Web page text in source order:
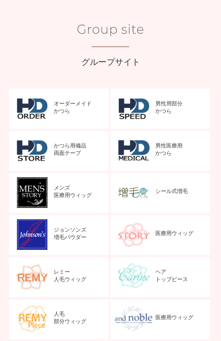
グループサイト
オーダーメイド
かつら
男性用部分
かつら
かつら用備品
両面テープ
男性医療用
かつら
メンズ
医療用ウィッグ
シール式増毛
ジョンソンズ
増毛パウダー
医療用ウィッグ
レミー
人毛ウィッグ
ヘア
トップピース
人毛
部分ウィッグ
医療用ウィッグ